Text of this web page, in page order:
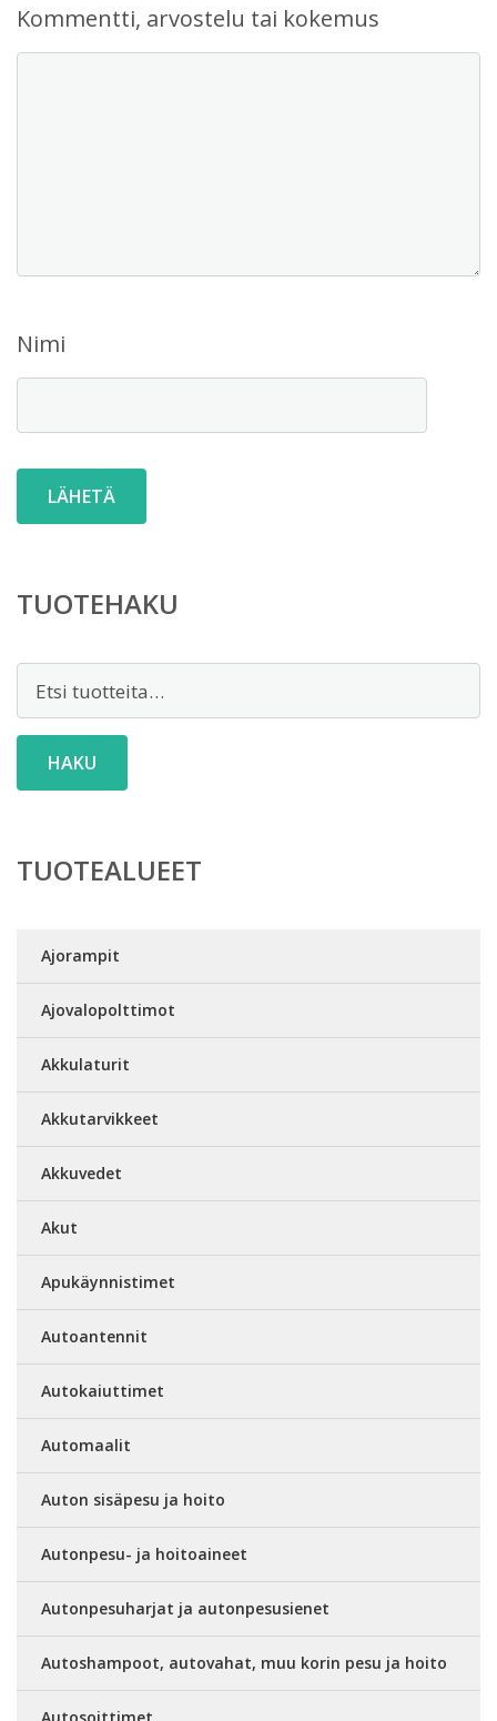
Kommentti, arvostelu tai kokemus
Nimi
TUOTEHAKU
HAKU
TUOTEALUEET
Ajorampit
Ajovalopolttimot
Akkulaturit
Akkutarvikkeet
Akkuvedet
Akut
Apukäynnistimet
Autoantennit
Autokaiuttimet
Automaalit
Auton sisäpesu ja hoito
Autonpesu- ja hoitoaineet
Autonpesuharjat ja autonpesusienet
Autoshampoot, autovahat, muu korin pesu ja hoito